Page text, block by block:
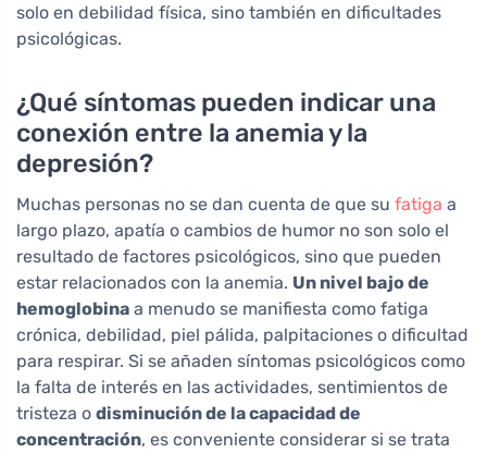
solo en debilidad física, sino también en dificultades
psicológicas.
¿Qué síntomas pueden indicar una
conexión entre la anemia y la
depresión?
Muchas personas no se dan cuenta de que su fatiga a
largo plazo, apatía o cambios de humor no son solo el
resultado de factores psicológicos, sino que pueden
estar relacionados con la anemia. Un nivel bajo de
hemoglobina a menudo se manifiesta como fatiga
crónica, debilidad, piel pálida, palpitaciones o dificultad
para respirar. Si se añaden síntomas psicológicos como
la falta de interés en las actividades, sentimientos de
tristeza o disminución de la capacidad de
concentración, es conveniente considerar si se trata